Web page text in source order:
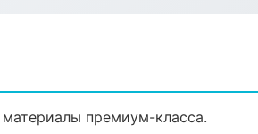
премиум-класса.